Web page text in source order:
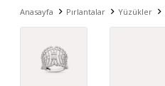
Anasayfa Pırlantalar Yüzükler